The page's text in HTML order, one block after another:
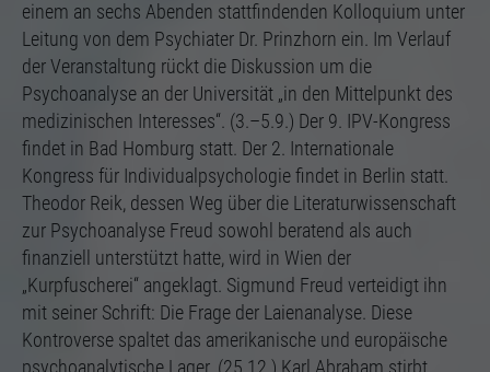
einem an sechs Abenden stattfindenden Kolloquium unter
Leitung von dem Psychiater Dr. Prinzhorn ein. Im Verlauf
der Veranstaltung rückt die Diskussion um die
Psychoanalyse an der Universität „in den Mittelpunkt des
medizinischen Interesses“. (3.–5.9.) Der 9. IPV-Kongress
findet in Bad Homburg statt. Der 2. Internationale
Kongress für Individualpsychologie findet in Berlin statt.
Theodor Reik, dessen Weg über die Literaturwissenschaft
zur Psychoanalyse Freud sowohl beratend als auch
finanziell unterstützt hatte, wird in Wien der
„Kurpfuscherei“ angeklagt. Sigmund Freud verteidigt ihn
mit seiner Schrift: Die Frage der Laienanalyse. Diese
Kontroverse spaltet das amerikanische und europäische